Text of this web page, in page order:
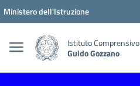
Vai ai contenuti
Vai al menu di navigazione
Vai al footer
Ministero dell'Istruzione
Istituto Comprensivo
Guido Gozzano